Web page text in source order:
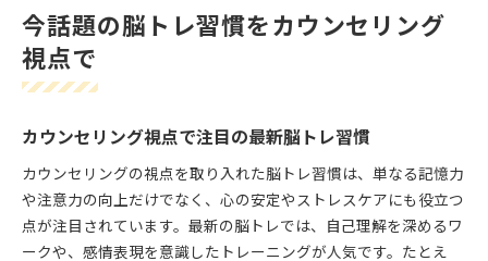
今話題の脳トレ習慣をカウンセリング
視点で
カウンセリング視点で注目の最新脳トレ習慣
カウンセリングの視点を取り入れた脳トレ習慣は、単なる記憶力
や注意力の向上だけでなく、心の安定やストレスケアにも役立つ
点が注目されています。最新の脳トレでは、自己理解を深めるワ
ークや、感情表現を意識したトレーニングが人気です。たとえ